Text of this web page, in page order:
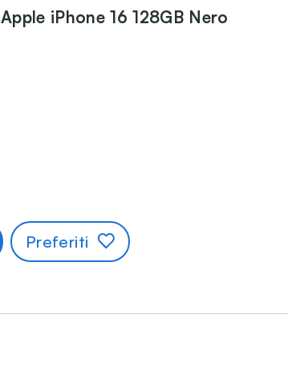
Apple iPhone 16 128GB Nero
Preferiti